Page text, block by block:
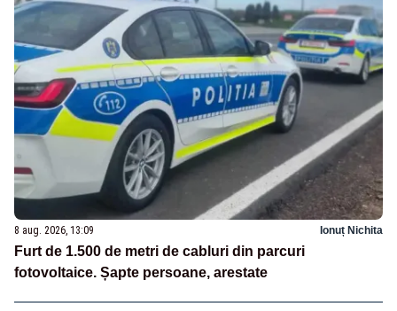
8 aug. 2026, 13:09 Ionuț Nichita
Furt de 1.500 de metri de cabluri din parcuri
fotovoltaice. Șapte persoane, arestate